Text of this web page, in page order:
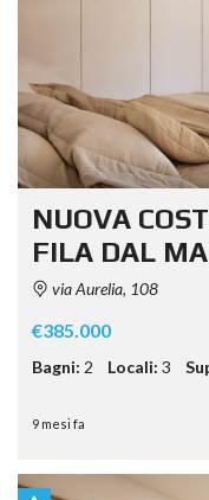
NUOVA
FILA DAL
via Aurelia, 108
€385.000
Bagni: 2 Locali: 3
9 mesi fa